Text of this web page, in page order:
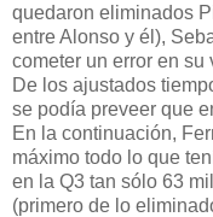
quedaron eliminados
entre Alonso y él),
cometer un error en
De los ajustados
se podía preveer que
En la continuación,
máximo todo lo que
en la Q3 tan sólo 63
(primero de lo